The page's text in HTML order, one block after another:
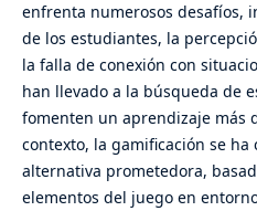
enfrenta numerosos desafíos,
de los estudiantes, la
la falla de conexión con
han llevado a la búsqueda de
fomenten un aprendizaje más
contexto, la gamificación se
alternativa prometedora,
elementos del juego en